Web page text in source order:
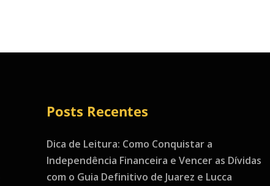
Posts Recentes
Dica de Leitura: Como Conquistar a
Independência Financeira e Vencer as Dívidas
com o Guia Definitivo de Juarez e Lucca